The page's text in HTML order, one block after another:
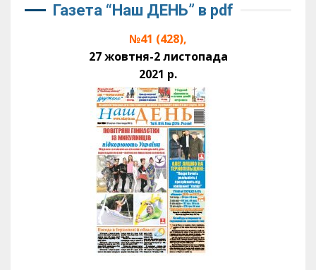
Газета “Наш ДЕНЬ” в pdf
№41 (428),
27 жовтня-2 листопада
2021 р.